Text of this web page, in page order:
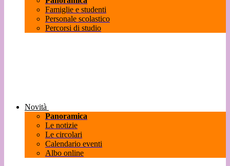
Famiglie e studenti
Personale scolastico
Percorsi di studio
Novità
Panoramica
Le notizie
Le circolari
Calendario eventi
Albo online